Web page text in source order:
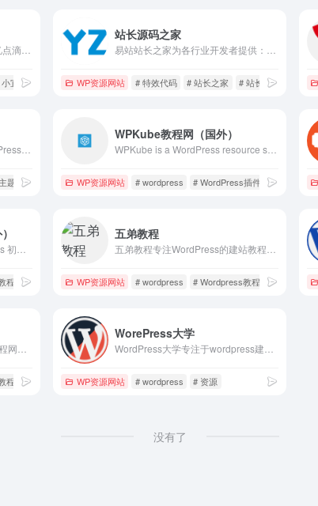
宜技术猫
站长源码之家
WP资源网站 # 特效代码 # 站长之家 # 站长工具
题 # WordPress插件
WPKube教程网（国外）
WP资源网站 # wordpress # WordPress插件 #
程 # 资源
五弟教程
WP资源网站 # wordpress # Wordpress教程 # 资源
程 # 资源
WorePress大学
WP资源网站 # wordpress # 资源
没有了